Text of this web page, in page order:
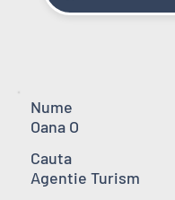
Nume
Oana O
Cauta
Agentie Turism